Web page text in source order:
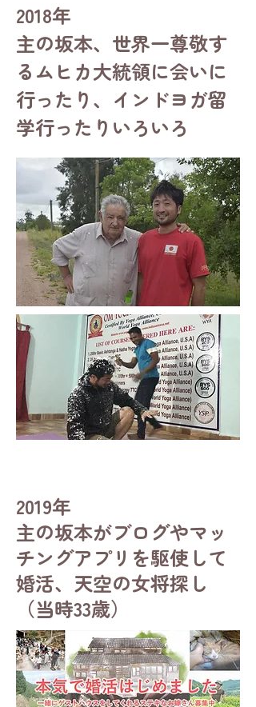
2018年
​主の坂本、世界一尊敬す
るムヒカ大統領に会いに
行ったり、インドヨガ留
学行ったりいろいろ
2019年
主の坂本がブログやマッ
チングアプリを駆使して
婚活、天空の女将探し
（当時33歳）